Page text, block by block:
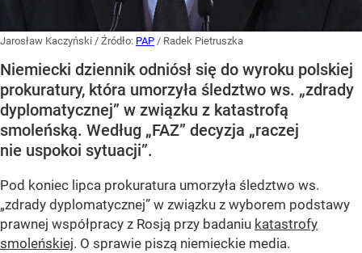
Jarosław Kaczyński / Źródło: PAP / Radek Pietruszka
Niemiecki dziennik odniósł się do wyroku polskiej
prokuratury, która umorzyła śledztwo ws. „zdrady
dyplomatycznej” w związku z katastrofą
smoleńską. Według „FAZ” decyzja „raczej
nie uspokoi sytuacji”.
Pod koniec lipca prokuratura umorzyła śledztwo ws.
„zdrady dyplomatycznej” w związku z wyborem podstawy
prawnej współpracy z Rosją przy badaniu katastrofy
smoleńskiej. O sprawie piszą niemieckie media.